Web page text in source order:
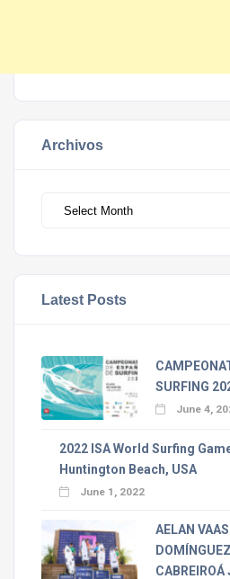
Archivos
Latest Posts
SURFING
June 4,
2022 ISA World Surfing
Huntington Beach, USA
June 1, 2022
AELAN
CABREIROÁ